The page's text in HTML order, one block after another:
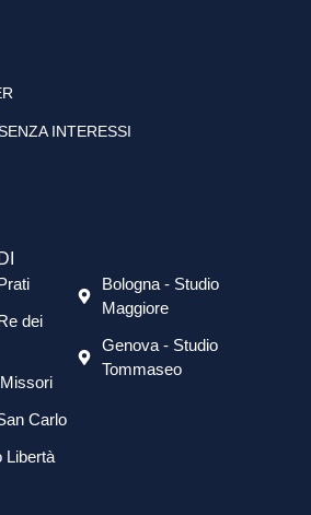
INTERESSI
dei
Carlo
Libertà
Bologna - Studio
Maggiore
Genova - Studio
Tommaseo